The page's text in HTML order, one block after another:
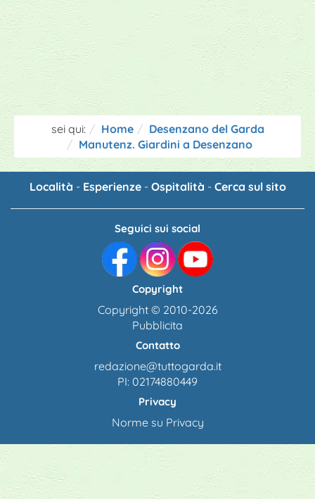
sei qui: Home
Desenzano del Garda
Manutenz. Giardini a Desenzano
Località - Esperienze- Ospitalità - Cerca sul sito
Seguici sui social
Copyright
Copyright © 2010-2026
Pubblicita
Contatto
redazione@tuttogarda.it
PI: 02174880449
Privacy
Norme su Privacy